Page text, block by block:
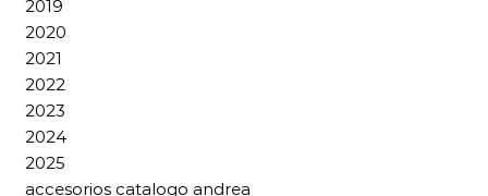
2019
2020
2021
2022
2023
2024
2025
accesorios catalogo andrea